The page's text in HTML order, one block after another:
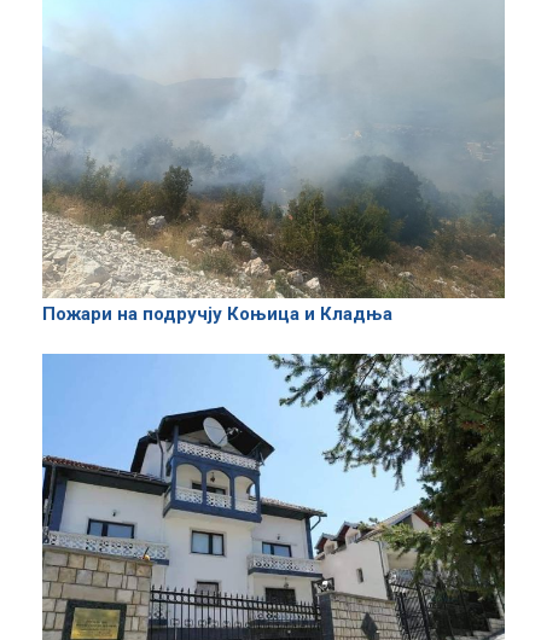
Пожари на подручју Коњица и Кладња